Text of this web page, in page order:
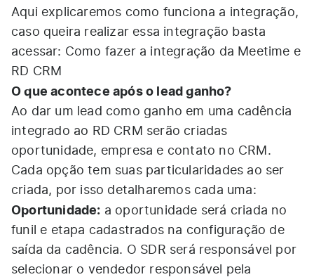
Aqui explicaremos como funciona a integração,
caso queira realizar essa integração basta
acessar: Como fazer a integração da Meetime e
RD CRM
O que acontece após o lead ganho?
Ao dar um lead como ganho em uma cadência
integrado ao RD CRM serão criadas
oportunidade, empresa e contato no CRM.
Cada opção tem suas particularidades ao ser
criada, por isso detalharemos cada uma:
Oportunidade: a oportunidade será criada no
funil e etapa cadastrados na configuração de
saída da cadência. O SDR será responsável por
selecionar o vendedor responsável pela